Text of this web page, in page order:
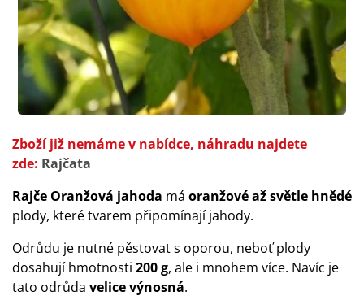
Zboží již nemáme v nabídce, náhradu najdete
zde: Rajčata
Rajče Oranžová jahoda má oranžové až světle hnědé
plody, které tvarem připomínají jahody.
Odrůdu je nutné pěstovat s oporou, neboť plody
dosahují hmotnosti 200 g, ale i mnohem více. Navíc je
tato odrůda velice výnosná.